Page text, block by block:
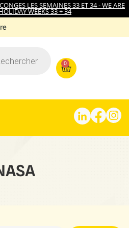
LES SEMAINES 33 ET 34 - WE ARE
WEEKS 33 + 34
0